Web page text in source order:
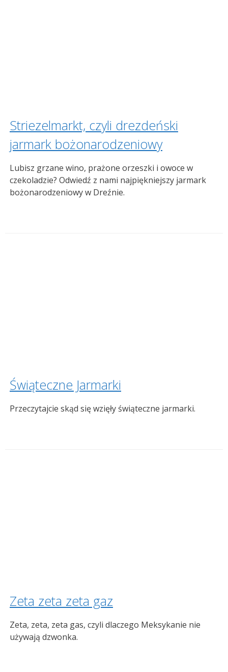
Striezelmarkt, czyli drezdeński
jarmark bożonarodzeniowy
Lubisz grzane wino, prażone orzeszki i owoce w
czekoladzie? Odwiedź z nami najpiękniejszy jarmark
bożonarodzeniowy w Dreźnie.
Świąteczne Jarmarki
Przeczytajcie skąd się wzięły świąteczne jarmarki.
Zeta zeta zeta gaz
Zeta, zeta, zeta gas, czyli dlaczego Meksykanie nie
używają dzwonka.